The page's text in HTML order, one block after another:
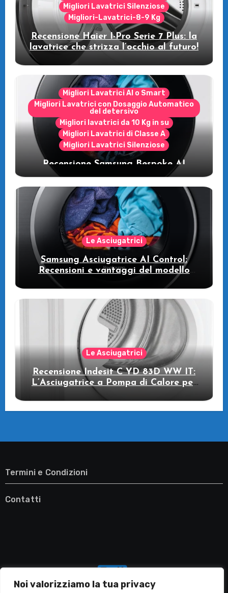
Noi valorizziamo la tua privacy
Migliori Lavatrici Silenziose
Migliori-Lavatrici-8-9 Kg
Recensione Haier I-Pro Serie 7 Plus: la
lavatrice che strizza l’occhio al futuro!
Migliori Lavatrici AI o Smart
Migliori Lavatrici con Dosaggio Automatico
del detersivo
Migliori lavatrici da 10 Kg in su
Migliori Lavatrici di Classe A
Migliori Lavatrici Silenziose
Recensione Samsung Bespoke AI
WW11DB7B94GE/U3: la lavatrice
intelligente che fa risparmiare
Le Asciugatrici
Samsung Asciugatrice AI Control:
Recensioni e vantaggi del modello
Le Asciugatrici
Recensione Indesit C YD 83D WW IT:
L’Asciugatrice a Pompa di Calore per
il Tuo Benessere
Termini e Condizioni
Contatti